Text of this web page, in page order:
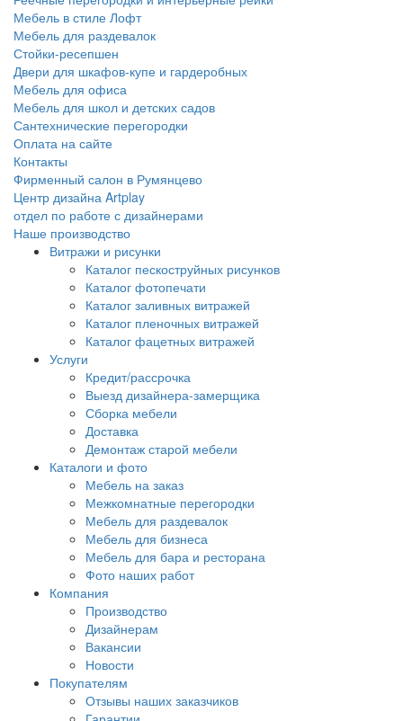
Мебель в стиле Лофт
Мебель для раздевалок
Стойки-ресепшен
Двери для шкафов-купе и гардеробных
Мебель для офиса
Мебель для школ и детских садов
Сантехнические перегородки
Оплата на сайте
Контакты
Фирменный салон в Румянцево
Центр дизайна Artplay
отдел по работе с дизайнерами
Наше производство
Витражи и рисунки
Каталог пескоструйных рисунков
Каталог фотопечати
Каталог заливных витражей
Каталог пленочных витражей
Каталог фацетных витражей
Услуги
Кредит/рассрочка
Выезд дизайнера-замерщика
Сборка мебели
Доставка
Демонтаж старой мебели
Каталоги и фото
Мебель на заказ
Межкомнатные перегородки
Мебель для раздевалок
Мебель для бизнеса
Мебель для бара и ресторана
Фото наших работ
Компания
Производство
Дизайнерам
Вакансии
Новости
Покупателям
Отзывы наших заказчиков